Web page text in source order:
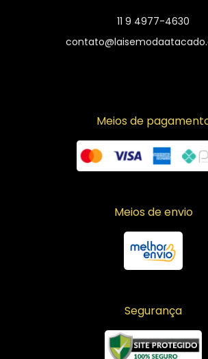
11 9 4977-4630
Meios de
Meios de envio
Segurança